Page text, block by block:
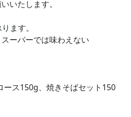
いたします。
ます。
ーパーでは味わえない
ース150g、焼きそばセット150